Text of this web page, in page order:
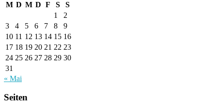
M D M D F S
S
1
2
3
4 5 6 7 8
9
10 11 12 13 14 15 16
17 18 19 20 21 22 23
24 25 26 27 28 29 30
31
« Mai
Seiten